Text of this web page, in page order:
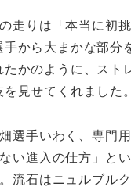
走りは「本当に初
から大まかな部
かのように、ス
見せてくれました。
選手いわく、専門
い進入の仕方」と
流石はニュルブル